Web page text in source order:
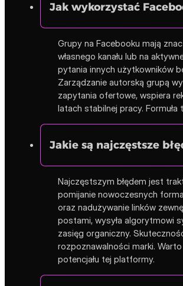
Jak wykorzystać
Grupy na Facebooku mają
własnego kanału lub na
pytania innych użytkowników
Zarządzanie autorską grupą
zapytania ofertowe, wspiera
latach stabilnej pracy.
Jakie są najczęstsze
Najczęstszym błędem jest
pomijanie nowoczesnych
oraz nadużywanie linków
postami, wysyła algorytmowi
zasięg organiczny.
rozpoznawalności marki.
potencjału tej platformy.